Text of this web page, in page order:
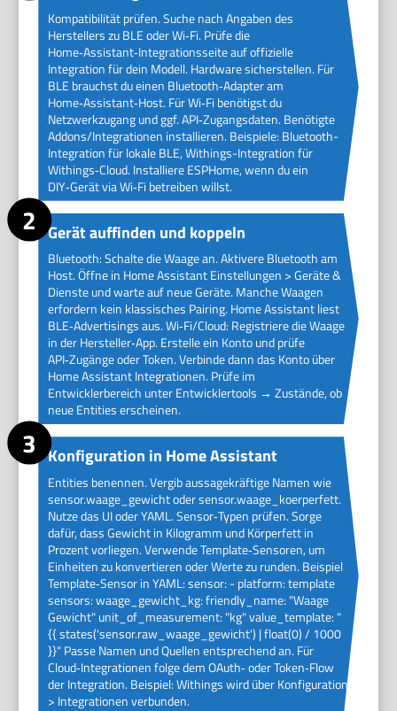
Kompatibilität prüfen. Suche nach Angaben des
Herstellers zu BLE oder Wi‑Fi. Prüfe die
Home‑Assistant‑Integrationsseite auf offizielle
Integration für dein Modell. Hardware sicherstellen. Für
BLE brauchst du einen Bluetooth‑Adapter am
Home‑Assistant‑Host. Für Wi‑Fi benötigst du
Netzwerkzugang und ggf. API‑Zugangsdaten. Benötigte
Addons/Integrationen installieren. Beispiele: Bluetooth-
Integration für lokale BLE, Withings-Integration für
Withings‑Cloud. Installiere ESPHome, wenn du ein
DIY‑Gerät via Wi‑Fi betreiben willst.
Gerät auffinden und koppeln
Bluetooth: Schalte die Waage an. Aktivere Bluetooth am
Host. Öffne in Home Assistant Einstellungen > Geräte &
Dienste und warte auf neue Geräte. Manche Waagen
erfordern kein klassisches Pairing. Home Assistant liest
BLE‑Advertisings aus. Wi‑Fi/Cloud: Registriere die Waage
in der Hersteller‑App. Erstelle ein Konto und prüfe
API‑Zugänge oder Token. Verbinde dann das Konto über
Home Assistant Integrationen. Prüfe im
Entwicklerbereich unter Entwicklertools → Zustände, ob
neue Entities erscheinen.
Konfiguration in Home Assistant
Entities benennen. Vergib aussagekräftige Namen wie
sensor.waage_gewicht oder sensor.waage_koerperfett.
Nutze das UI oder YAML. Sensor‑Typen prüfen. Sorge
dafür, dass Gewicht in Kilogramm und Körperfett in
Prozent vorliegen. Verwende Template‑Sensoren, um
Einheiten zu konvertieren oder Werte zu runden. Beispiel
Template‑Sensor in YAML: sensor: - platform: template
sensors: waage_gewicht_kg: friendly_name: "Waage
Gewicht" unit_of_measurement: "kg" value_template: "
{{ states('sensor.raw_waage_gewicht') | float(0) / 1000
}}" Passe Namen und Quellen entsprechend an. Für
Cloud‑Integrationen folge dem OAuth‑ oder Token‑Flow
der Integration. Beispiel: Withings wird über Konfiguration
> Integrationen verbunden.